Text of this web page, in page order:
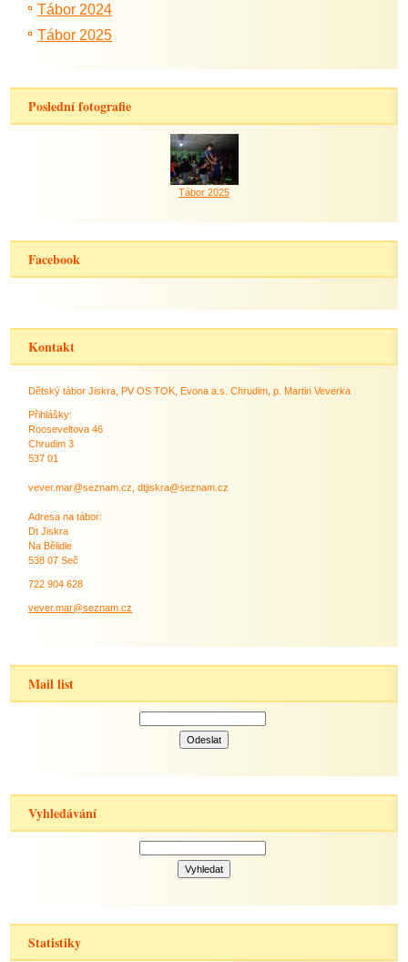
Tábor 2024
Tábor 2025
Poslední fotografie
Tábor 2025
Facebook
Kontakt
Dětský tábor Jiskra, PV OS TOK, Evona a.s. Chrudim, p. Martin Veverka
Přihlášky:
Rooseveltova 46
Chrudim 3
537 01
vever.mar@seznam.cz, dtjiskra@seznam.cz
Adresa na tábor:
Dt Jiskra
Na Bělidle
538 07 Seč
722 904 628
vever.mar@seznam.cz
Mail list
Vyhledávání
Statistiky